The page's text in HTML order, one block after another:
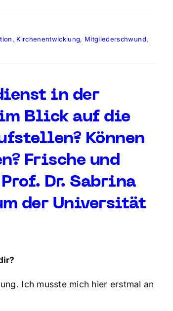
, Kirchenentwicklung, Mitgliederschwund,
in der
Blick auf die
Können
Frische und
Dr. Sabrina
der Universität
Ich musste mich hier erstmal an